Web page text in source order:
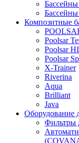
Композитные
Poolsar
Poolsar
Poolsar
X-Trainer
Riverina
Aqua
Brilliant
Java
Оборудование
Фильтры